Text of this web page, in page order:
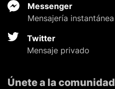
Messenger
Mensajería instantánea
Twitter
Mensaje privado
Únete a la comunidad